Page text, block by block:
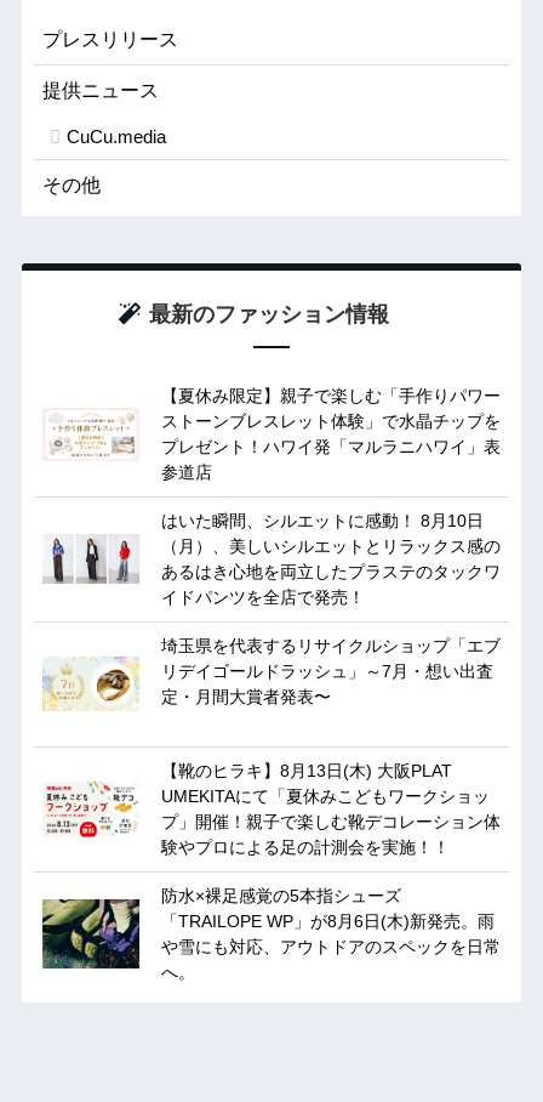
プレスリリース
提供ニュース
CuCu.media
その他
最新のファッション情報
【夏休み限定】親子で楽しむ「手作りパワー
ストーンブレスレット体験」で水晶チップを
プレゼント！ハワイ発「マルラニハワイ」表
参道店
はいた瞬間、シルエットに感動！ 8月10日
（月）、美しいシルエットとリラックス感の
あるはき心地を両立したプラステのタックワ
イドパンツを全店で発売！
埼玉県を代表するリサイクルショップ「エブ
リデイゴールドラッシュ」～7月・想い出査
定・月間大賞者発表〜
【靴のヒラキ】8月13日(木) 大阪PLAT
UMEKITAにて「夏休みこどもワークショッ
プ」開催！親子で楽しむ靴デコレーション体
験やプロによる足の計測会を実施！！
防水×裸足感覚の5本指シューズ
「TRAILOPE WP」が8月6日(木)新発売。雨
や雪にも対応、アウトドアのスペックを日常
へ。